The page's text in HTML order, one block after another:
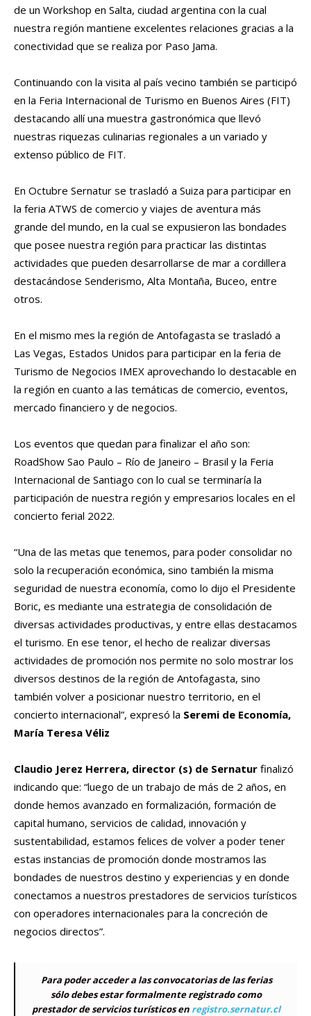
de un Workshop en Salta, ciudad argentina con la cual
nuestra región mantiene excelentes relaciones gracias a la
conectividad que se realiza por Paso Jama.
Continuando con la visita al país vecino también se participó
en la Feria Internacional de Turismo en Buenos Aires (FIT)
destacando allí una muestra gastronómica que llevó
nuestras riquezas culinarias regionales a un variado y
extenso público de FIT.
En Octubre Sernatur se trasladó a Suiza para participar en
la feria ATWS de comercio y viajes de aventura más
grande del mundo, en la cual se expusieron las bondades
que posee nuestra región para practicar las distintas
actividades que pueden desarrollarse de mar a cordillera
destacándose Senderismo, Alta Montaña, Buceo, entre
otros.
En el mismo mes la región de Antofagasta se trasladó a
Las Vegas, Estados Unidos para participar en la feria de
Turismo de Negocios IMEX aprovechando lo destacable en
la región en cuanto a las temáticas de comercio, eventos,
mercado financiero y de negocios.
Los eventos que quedan para finalizar el año son:
RoadShow Sao Paulo – Río de Janeiro – Brasil y la Feria
Internacional de Santiago con lo cual se terminaría la
participación de nuestra región y empresarios locales en el
concierto ferial 2022.
“Una de las metas que tenemos, para poder consolidar no
solo la recuperación económica, sino también la misma
seguridad de nuestra economía, como lo dijo el Presidente
Boric, es mediante una estrategia de consolidación de
diversas actividades productivas, y entre ellas destacamos
el turismo. En ese tenor, el hecho de realizar diversas
actividades de promoción nos permite no solo mostrar los
diversos destinos de la región de Antofagasta, sino
también volver a posicionar nuestro territorio, en el
concierto internacional”, expresó la Seremi de Economía,
María Teresa Véliz
Claudio Jerez Herrera, director (s) de Sernatur finalizó
indicando que: “luego de un trabajo de más de 2 años, en
donde hemos avanzado en formalización, formación de
capital humano, servicios de calidad, innovación y
sustentabilidad, estamos felices de volver a poder tener
estas instancias de promoción donde mostramos las
bondades de nuestros destino y experiencias y en donde
conectamos a nuestros prestadores de servicios turísticos
con operadores internacionales para la concreción de
negocios directos”.
Para poder acceder a las convocatorias de las ferias
sólo debes estar formalmente registrado como
prestador de servicios turísticos en registro.sernatur.cl